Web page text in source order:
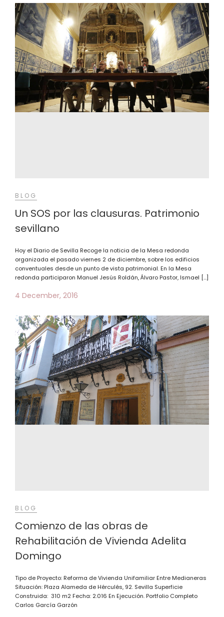
BLOG
Un SOS por las clausuras. Patrimonio
sevillano
Hoy el Diario de Sevilla Recoge la noticia de la Mesa redonda
organizada el pasado viernes 2 de diciembre, sobre los edificios
conventuales desde un punto de vista patrimonial. En la Mesa
redonda participaron Manuel Jesús Roldán, Álvaro Pastor, Ismael […]
4 December, 2016
BLOG
Comienzo de las obras de
Rehabilitación de Vivienda Adelita
Domingo
Tipo de Proyecto: Reforma de Vivienda Unifamiliar Entre Medianeras
Situación: Plaza Alameda de Hérculés, 92. Sevilla Superficie
Construida: 310 m2 Fecha: 2.016 En Ejecución. Portfolio Completo
Carlos García Garzón